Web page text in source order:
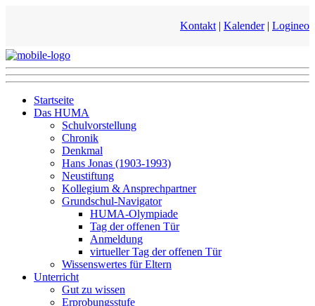
Kontakt | Kalender| Logineo
Startseite
Das HUMA
Schulvorstellung
Chronik
Denkmal
Hans Jonas (1903-1993)
Neustiftung
Kollegium & Ansprechpartner
Grundschul-Navigator
HUMA-Olympiade
Tag der offenen Tür
Anmeldung
virtueller Tag der offenen Tür
Wissenswertes für Eltern
Unterricht
Gut zu wissen
Erprobungsstufe